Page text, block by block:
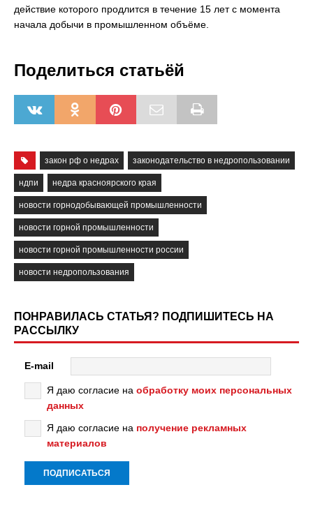
действие которого продлится в течение 15 лет с момента
начала добычи в промышленном объёме.
Поделиться статьёй
закон рф о недрах законодательство в недропользовании
ндпи недра красноярского края
новости горнодобывающей промышленности
новости горной промышленности
новости горной промышленности россии
новости недропользования
ПОНРАВИЛАСЬ СТАТЬЯ? ПОДПИШИТЕСЬ НА
РАССЫЛКУ
E-mail
Я даю согласие на обработку моих персональных
данных
Я даю согласие на получение рекламных
материалов